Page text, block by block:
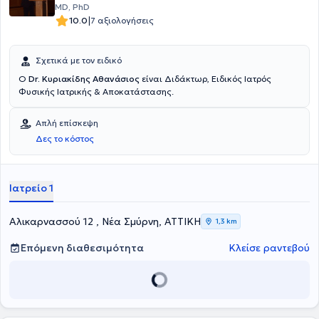
MD, PhD
10.0|7 αξιολογήσεις
Σχετικά με τον ειδικό
Ο Dr. Κυριακίδης Αθανάσιος είναι Διδάκτωρ, Ειδικός Ιατρός
Φυσικής Ιατρικής & Αποκατάστασης.
Απλή επίσκεψη
Δες το κόστος
Ιατρείο 1
Αλικαρνασσού 12 , Νέα Σμύρνη, ΑΤΤΙΚΗ 1,3 km
Επόμενη διαθεσιμότητα Κλείσε ραντεβού